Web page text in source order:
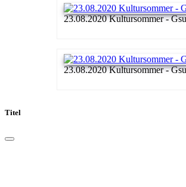
23.08.2020 Kultursommer -
23.08.2020 Kultursommer -
Titel